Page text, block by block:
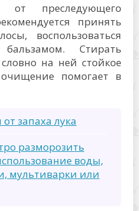
от преследующего
принять
воспользоваться
Стирать
на ней стойкое
помогает в
запаха лука
разморозить
воды,
мультиварки или